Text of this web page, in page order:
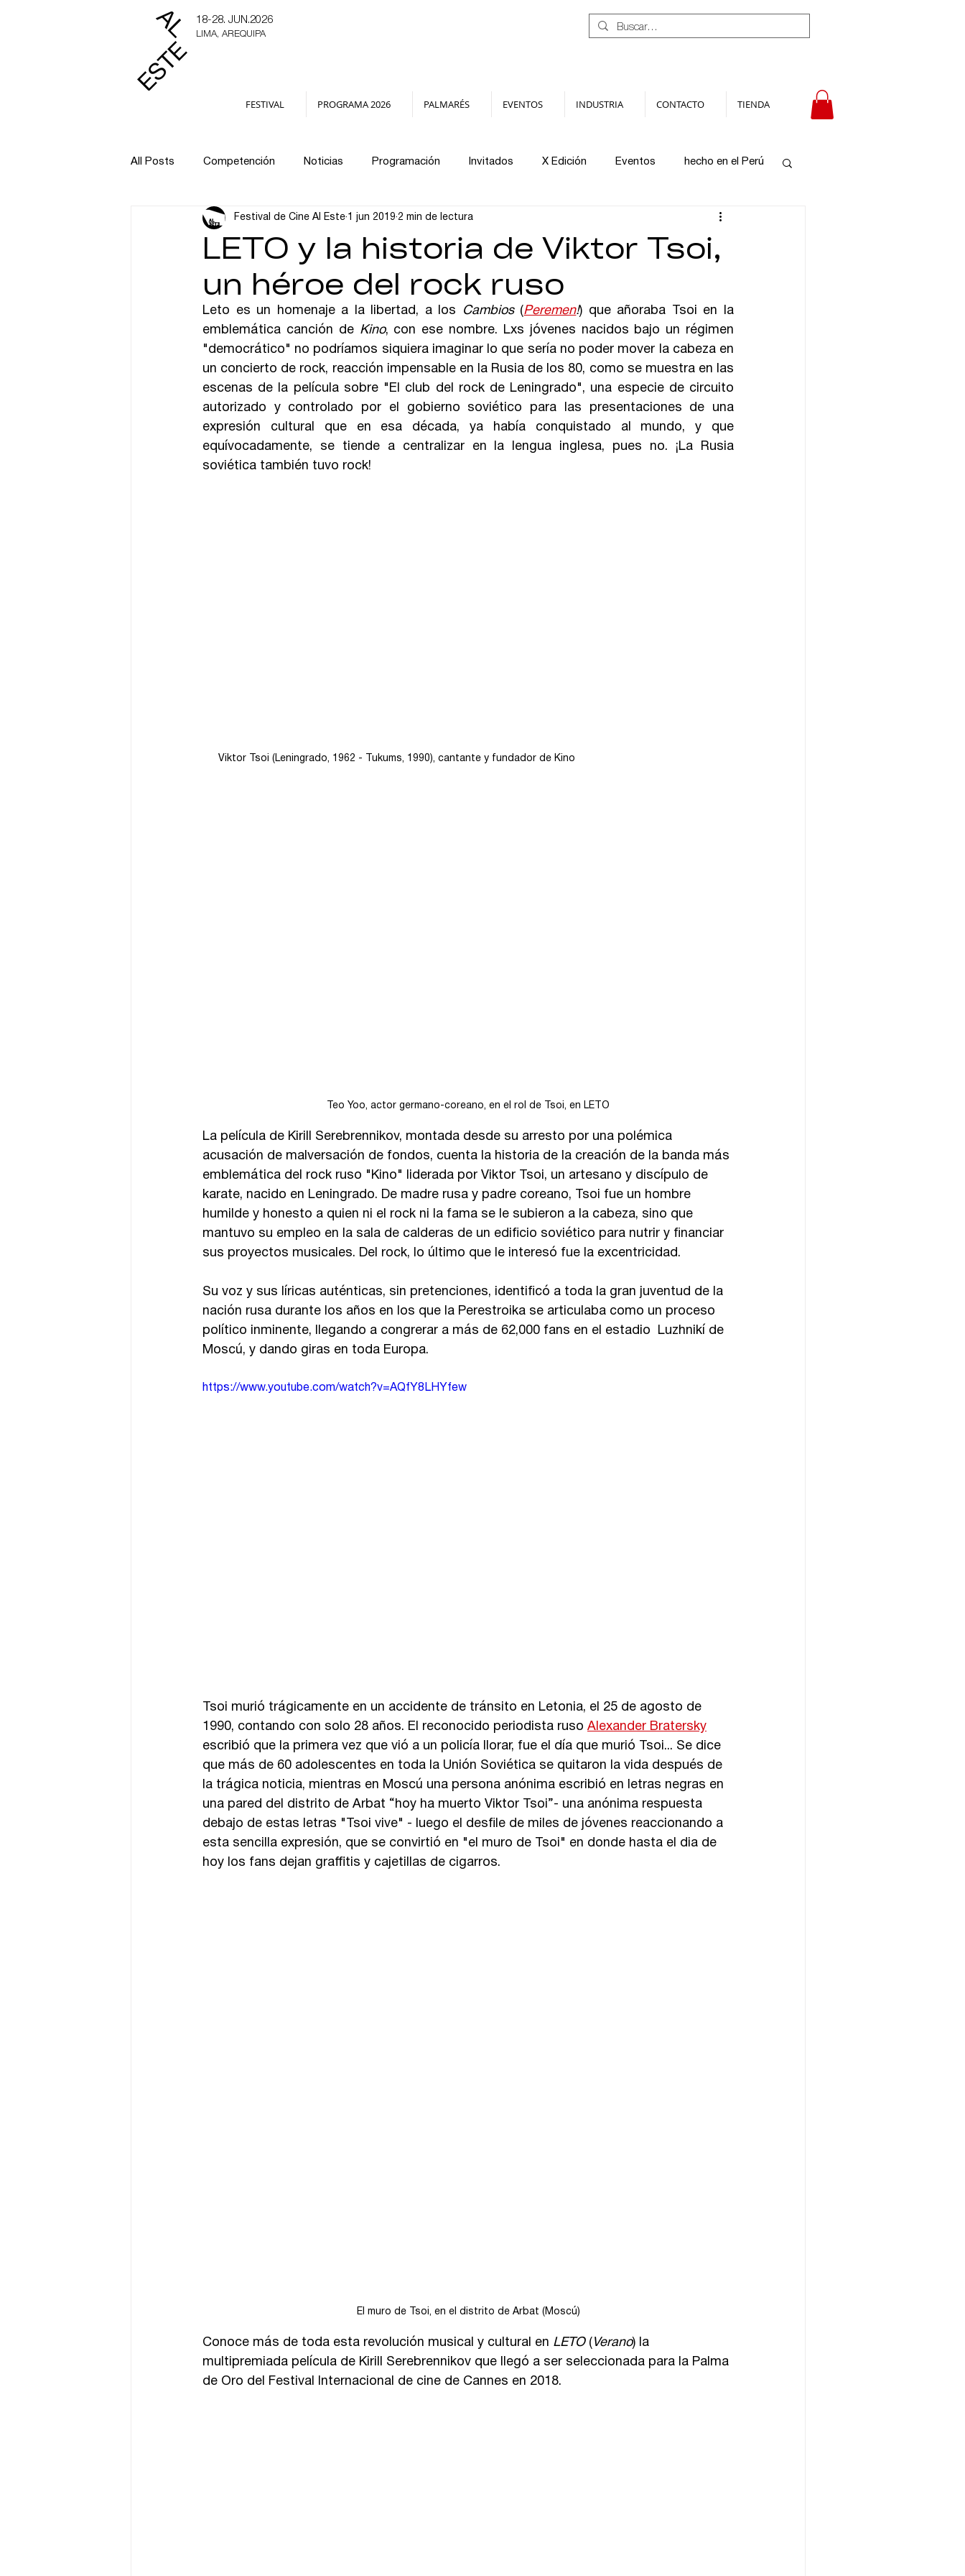
18-28. JUN.2026
LIMA, AREQUIPA
FESTIVAL PROGRAMA 2026 PALMARÉS EVENTOS INDUSTRIA CONTACTO TIENDA
All Posts Competención Noticias Programación Invitados X Edición Eventos hecho en el Perú
cortometrajes cortos Jurados Distribución
LETO y la historia de Viktor Tsoi,
un héroe del rock ruso
Festival de Cine Al Este 1 jun 2019 2 min de lectura
Leto es un homenaje a la libertad, a los Cambios (Peremen!) que añoraba Tsoi en la
emblemática canción de Kino, con ese nombre. Lxs jóvenes nacidos bajo un régimen
"democrático" no podríamos siquiera imaginar lo que sería no poder mover la cabeza en
un concierto de rock, reacción impensable en la Rusia de los 80, como se muestra en las
escenas de la película sobre "El club del rock de Leningrado", una especie de circuito
autorizado y controlado por el gobierno soviético para las presentaciones de una
expresión cultural que en esa década, ya había conquistado al mundo, y que
equívocadamente, se tiende a centralizar en la lengua inglesa, pues no. ¡La Rusia
soviética también tuvo rock!
Viktor Tsoi (Leningrado, 1962 - Tukums, 1990), cantante y fundador de Kino
Teo Yoo, actor germano-coreano, en el rol de Tsoi, en LETO
La película de Kirill Serebrennikov, montada desde su arresto por una polémica
acusación de malversación de fondos, cuenta la historia de la creación de la banda más
emblemática del rock ruso "Kino" liderada por Viktor Tsoi, un artesano y discípulo de
karate, nacido en Leningrado. De madre rusa y padre coreano, Tsoi fue un hombre
humilde y honesto a quien ni el rock ni la fama se le subieron a la cabeza, sino que
mantuvo su empleo en la sala de calderas de un edificio soviético para nutrir y financiar
sus proyectos musicales. Del rock, lo último que le interesó fue la excentricidad.
Su voz y sus líricas auténticas, sin pretenciones, identificó a toda la gran juventud de la
nación rusa durante los años en los que la Perestroika se articulaba como un proceso
político inminente, llegando a congrerar a más de 62,000 fans en el estadio  Luzhnikí de
Moscú, y dando giras en toda Europa.
https://www.youtube.com/watch?v=AQfY8LHYfew
Tsoi murió trágicamente en un accidente de tránsito en Letonia, el 25 de agosto de
1990, contando con solo 28 años. El reconocido periodista ruso Alexander Bratersky
escribió que la primera vez que vió a un policía llorar, fue el día que murió Tsoi... Se dice
que más de 60 adolescentes en toda la Unión Soviética se quitaron la vida después de
la trágica noticia, mientras en Moscú una persona anónima escribió en letras negras en
una pared del distrito de Arbat “hoy ha muerto Viktor Tsoi”- una anónima respuesta
debajo de estas letras "Tsoi vive" - luego el desfile de miles de jóvenes reaccionando a
esta sencilla expresión, que se convirtió en "el muro de Tsoi" en donde hasta el dia de
hoy los fans dejan graffitis y cajetillas de cigarros.
El muro de Tsoi, en el distrito de Arbat (Moscú)
Conoce más de toda esta revolución musical y cultural en LETO ( Verano) la
multipremiada película de Kirill Serebrennikov que llegó a ser seleccionada para la Palma
de Oro del Festival Internacional de cine de Cannes en 2018.